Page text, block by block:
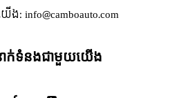
ើង:info@camboauto.com
ាក់ទំនងជាមួយយើង